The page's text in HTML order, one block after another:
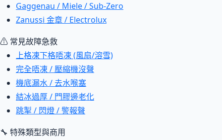
Gaggenau / Miele / Sub-Zero
Zanussi 金章 / Electrolux
⚠ 常見故障急救
上格凍下格唔凍 (風扇/溶雪)
完全唔凍 / 壓縮機沒聲
機底漏水 / 去水喉塞
結冰過厚 / 門膠邊老化
跳掣 / 閃燈 / 警報聲
🔧 特殊類型與商用